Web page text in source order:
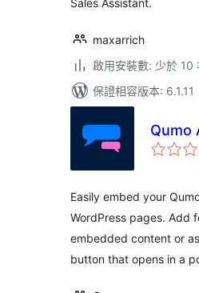
Sales Assistant.
maxarrich
啟用安裝數: 少於 10
保證相容版本: 6.1.11
Qumo
Easily embed your
WordPress pages. Add
embedded content or
button that opens in a